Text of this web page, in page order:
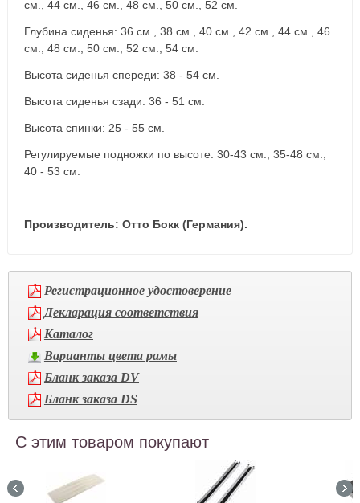
см., 44 см., 46 см., 48 см., 50 см., 52 см.
Глубина сиденья: 36 см., 38 см., 40 см., 42 см., 44 см., 46
см., 48 см., 50 см., 52 см., 54 см.
Высота сиденья спереди: 38 - 54 см.
Высота сиденья сзади: 36 - 51 см.
Высота спинки: 25 - 55 см.
Регулируемые подножки по высоте: 30-43 см., 35-48 см.,
40 - 53 см.
Производитель: Отто Бокк (Германия).
Регистрационное удостоверение
Декларация соответствия
Каталог
Варианты цвета рамы
Бланк заказа DV
Бланк заказа DS
С этим товаром покупают